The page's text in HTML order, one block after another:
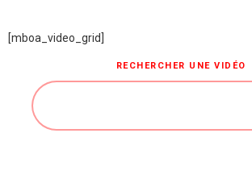
[mboa_video_grid]
RECHERCHER UNE VIDÉO